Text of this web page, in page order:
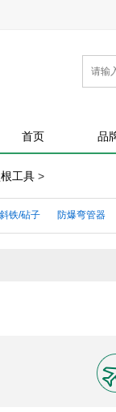
首页 品
工具 >
铁/砧子 防爆弯管器